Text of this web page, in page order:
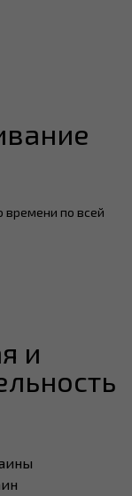
времени по всей
и